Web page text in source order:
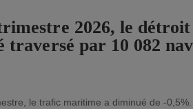
2026, le
traversé par 10 082
le trafic maritime a diminué de -0,5%.